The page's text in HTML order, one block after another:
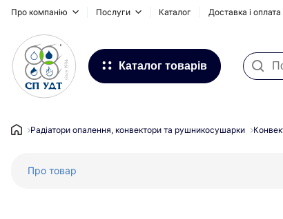
Про компанію Послуги Каталог Доставка і оплата
Каталог товарів
Системи для зовнішніх
Радіатори опалення, конвектори та рушникосушарки
Про товар